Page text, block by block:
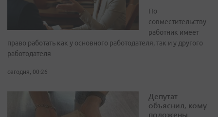
По
совместительству
работник имеет
право работать как у основного работодателя, так и у другого
работодателя
сегодня, 00:26
Депутат
объяснил, кому
положены